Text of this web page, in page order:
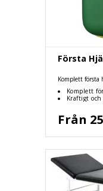
Första
Komplett
Komplett
Kraftigt
Från